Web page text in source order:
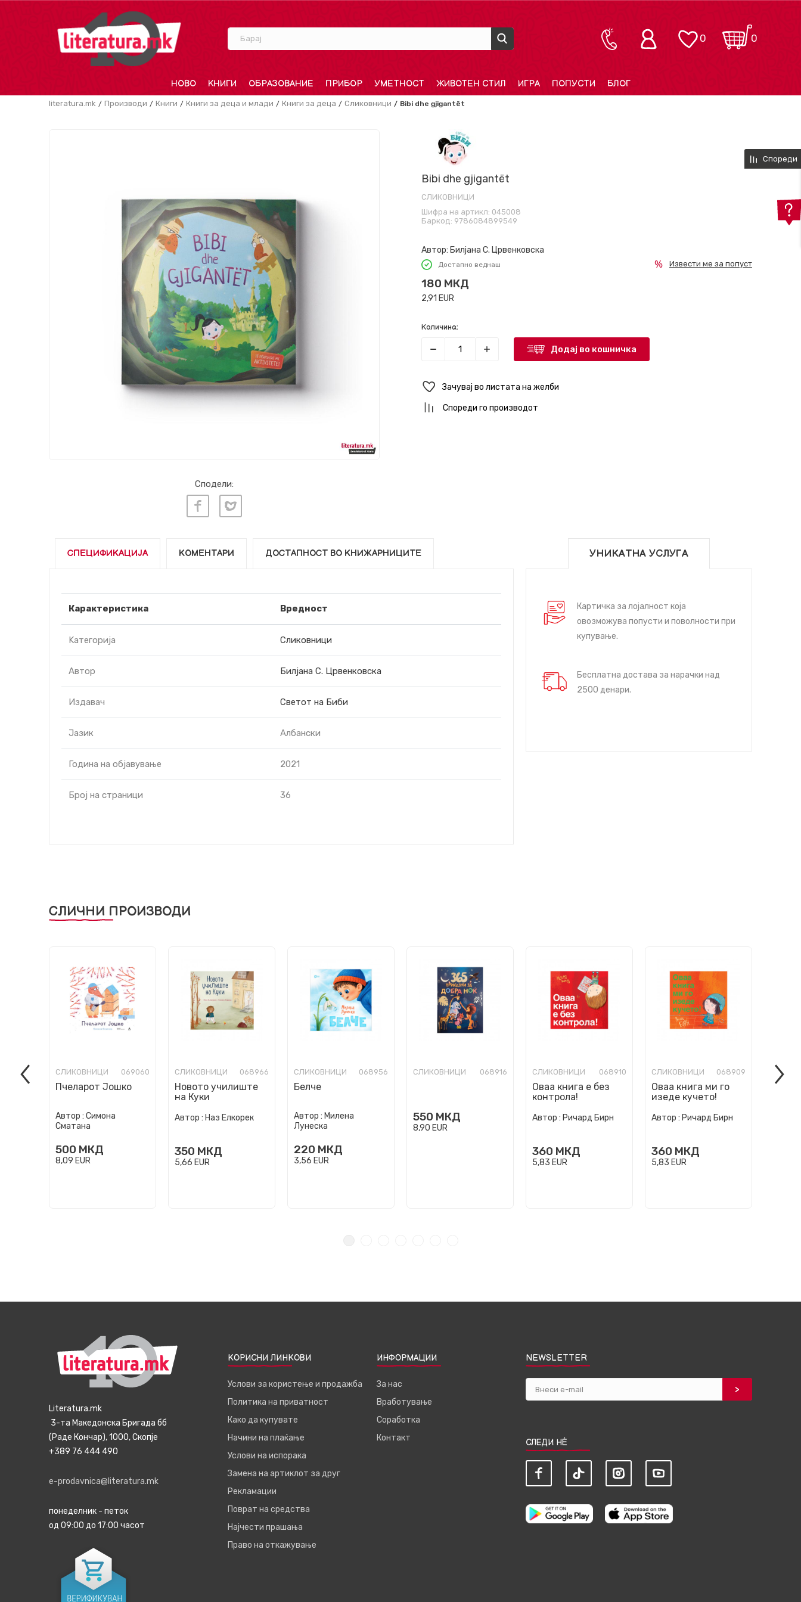
Барај 0
0
НОВО КНИГИ ОБРАЗОВАНИЕ ПРИБОР УМЕТНОСТ ЖИВОТЕН СТИЛ ИГРА ПОПУСТИ БЛОГ
literatura.mk Производи Книги Книги за деца и млади Книги за деца Сликовници Bibi dhe gjigantët
Сподели:
Bibi dhe gjigantët
СЛИКОВНИЦИ
Шифра на артикл: 045008
Баркод: 9786084899549
Автор: Билјана С. Црвенковска
Достапно веднаш
180 МКД
2,91 EUR
Извести ме за попуст
Количина:
Додај во кошничка
Зачувај во листата на желби
Спореди го производот
СПЕЦИФИКАЦИЈА КОМЕНТАРИ ДОСТАПНОСТ ВО КНИЖАРНИЦИТЕ
Карактеристика Вредност
Kатегорија Сликовници
Автор Билјана С. Црвенковска
Издавач Светот на Биби
Јазик Албански
Година на објавување 2021
Број на страници 36
УНИКАТНА УСЛУГА
Картичка за лојалност која
овозможува попусти и поволности при
купување.
Бесплатна достава за нарачки над
2500 денари.
СЛИЧНИ ПРОИЗВОДИ
СЛИКОВНИЦИ 069060
Пчеларот Јошко
Автор : Симона
Сматана
500 МКД
8,09 EUR
СЛИКОВНИЦИ 068966
Новото училиште
на Куки
Автор : Наз Елкорек
350 МКД
5,66 EUR
СЛИКОВНИЦИ 068956
Белче
Автор : Милена
Лунеска
220 МКД
3,56 EUR
СЛИКОВНИЦИ 068916
550 МКД
8,90 EUR
СЛИКОВНИЦИ 068910
Оваа книга е без
контрола!
Автор : Ричард Бирн
360 МКД
5,83 EUR
СЛИКОВНИЦИ 068909
Оваа книга ми го
изеде кучето!
Автор : Ричард Бирн
360 МКД
5,83 EUR
Ние
Спореди
Literatura.mk
3-та Македонска Бригада бб
(Раде Кончар), 1000, Скопје
+389 76 444 490
e-prodavnica@literatura.mk
понеделник - петок
од 09:00 до 17:00 часот
КОРИСНИ ЛИНКОВИ
Услови за користење и продажба
Политика на приватност
Како да купувате
Начини на плаќање
Услови на испорака
Замена на артиклот за друг
Рекламации
Поврат на средства
Најчести прашања
Право на откажување
ИНФОРМАЦИИ
За нас
Вработување
Соработка
Контакт
NEWSLETTER
СЛЕДИ НЀ